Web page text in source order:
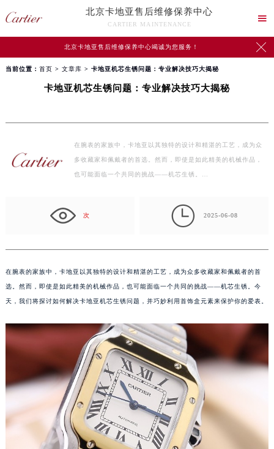
北京卡地亚售后维修保养中心
CARTIER MAINTENANCE

北京卡地亚售后维修保养中心竭诚为您服务！ 
当前位置： 首页 > 文章库 > 卡地亚机芯生锈问题：专业解决技巧大揭秘
卡地亚机芯生锈问题：专业解决技巧大揭秘
在腕表的家族中，卡地亚以其独特的设计和精湛的工艺，成为众
多收藏家和佩戴者的首选。然而，即使是如此精美的机械作品，
也可能面临一个共同的挑战——机芯生锈。…
次  2025-06-08
在腕表的家族中，卡地亚以其独特的设计和精湛的工艺，成为众多收藏家和佩戴者的首
选。然而，即使是如此精美的机械作品，也可能面临一个共同的挑战——机芯生锈。今
天，我们将探讨如何解决卡地亚机芯生锈问题，并巧妙利用首饰盒元素来保护你的爱表。